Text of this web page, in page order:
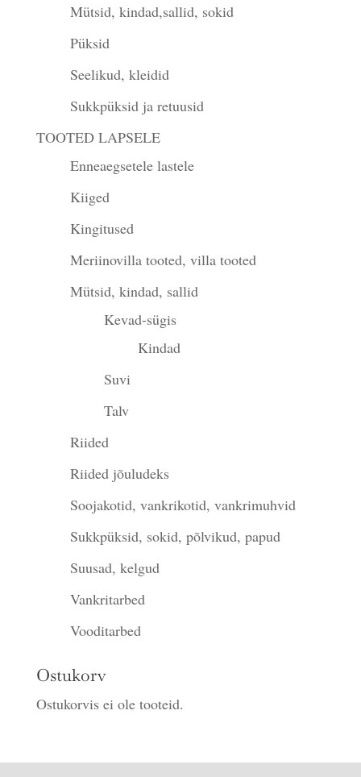
Mütsid, kindad,sallid, sokid
Püksid
Seelikud, kleidid
Sukkpüksid ja retuusid
TOOTED LAPSELE
Enneaegsetele lastele
Kiiged
Kingitused
Meriinovilla tooted, villa tooted
Mütsid, kindad, sallid
Kevad-sügis
Kindad
Suvi
Talv
Riided
Riided jõuludeks
Soojakotid, vankrikotid, vankrimuhvid
Sukkpüksid, sokid, põlvikud, papud
Suusad, kelgud
Vankritarbed
Vooditarbed
Ostukorv
Ostukorvis ei ole tooteid.